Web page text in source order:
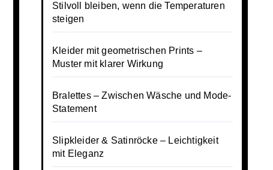
Stilvoll bleiben, wenn die Temperaturen
steigen
Kleider mit geometrischen Prints –
Muster mit klarer Wirkung
Bralettes – Zwischen Wäsche und Mode-
Statement
Slipkleider & Satinröcke – Leichtigkeit
mit Eleganz